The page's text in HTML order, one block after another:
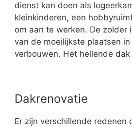
dienst kan doen als
kleinkinderen, een
om aan te werken. De zolder
van de moeilijkste plaatsen
verbouwen. Het hellende
Dakrenovatie
Er zijn verschillende redenen